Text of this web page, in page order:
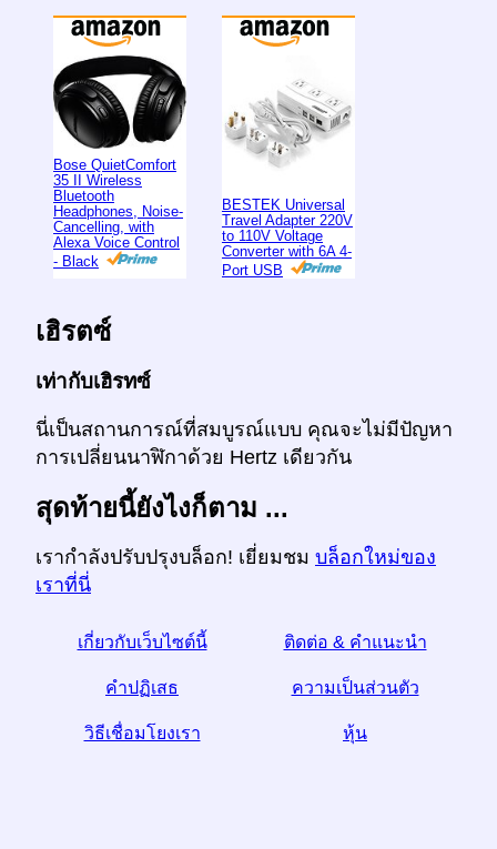
Bose QuietComfort
35 II Wireless
Bluetooth
Headphones, Noise-
Cancelling, with
Alexa Voice Control
- Black
BESTEK Universal
Travel Adapter 220V
to 110V Voltage
Converter with 6A 4-
Port USB
เฮิรตซ์
เท่ากับเฮิรทซ์
นี่เป็นสถานการณ์ที่สมบูรณ์แบบ คุณจะไม่มีปัญหา
การเปลี่ยนนาฬิกาด้วย Hertz เดียวกัน
สุดท้ายนี้ยังไงก็ตาม ...
เรากำลังปรับปรุงบล็อก! เยี่ยมชม บล็อกใหม่ของ
เราที่นี่
เกี่ยวกับเว็บไซต์นี้ ติดต่อ & คำแนะนำ
คำปฏิเสธ ความเป็นส่วนตัว
วิธีเชื่อมโยงเรา หุ้น